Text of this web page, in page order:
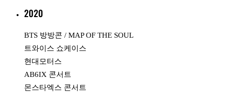
2020
BTS 방방콘 / MAP OF THE SOUL
트와이스 쇼케이스
현대모터스
AB6IX 콘서트
몬스타엑스 콘서트